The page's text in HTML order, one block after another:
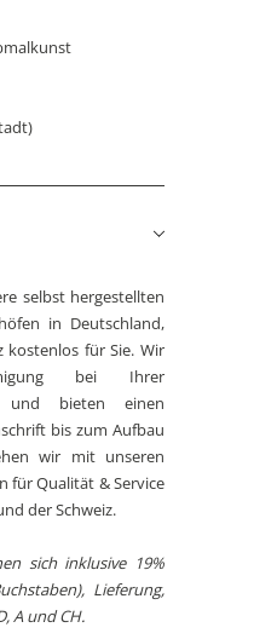
selbst hergestellten
in Deutschland,
kostenlos für Sie. Wir
bei Ihrer
und bieten einen
bis zum Aufbau
wir mit unseren
für Qualität & Service
der Schweiz.
sich inklusive 19%
Lieferung,
A und CH.